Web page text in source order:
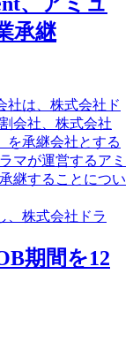
承継
社は、株式会社ド
会社、株式会社
を承継会社とする
マが運営するアミ
継することについ
、株式会社ドラ
期間を12